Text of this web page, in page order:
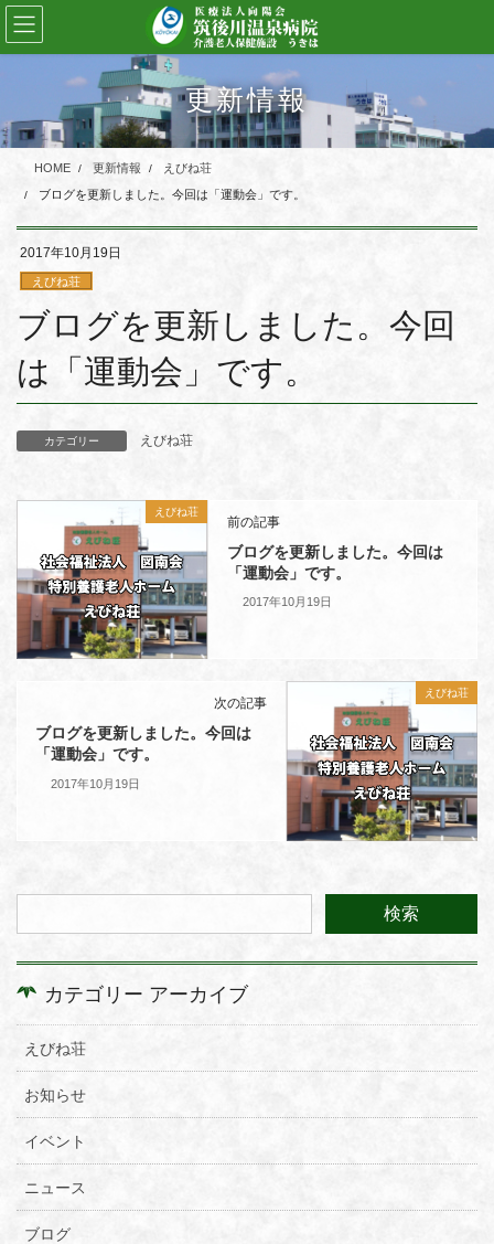
コ
ン
テ
に
移
ナ
ビ
ゲ
ョ
ン
更新情報
HOME 更新情報
えびね荘
ブログを更新しました。今回は「運動会」です。
2017年10月19日
えびね荘
ブログを更新しました。今回
は「運動会」です。
カテゴリー えびね荘
えびね荘
前の記事
ブログを更新しました。今回は
「運動会」です。
2017年10月19日
えびね荘
次の記事
ブログを更新しました。今回は
「運動会」です。
2017年10月19日
カテゴリー アーカイブ
えびね荘
お知らせ
イベント
ニュース
ブログ